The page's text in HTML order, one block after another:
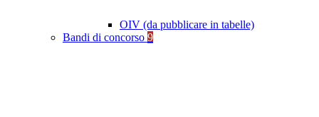
OIV (da pubblicare in tabelle)
Bandi di concorso 9